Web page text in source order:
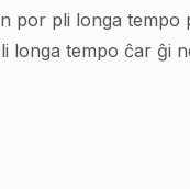
por pli longa tempo
longa tempo ĉar ĝi